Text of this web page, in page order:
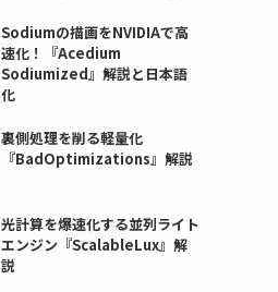
Sodiumの描画をNVIDIAで高
速化！『Acedium
Sodiumized』解説と日本語
化
裏側処理を削る軽量化
『BadOptimizations』解説
光計算を爆速化する並列ライト
エンジン『ScalableLux』解
説